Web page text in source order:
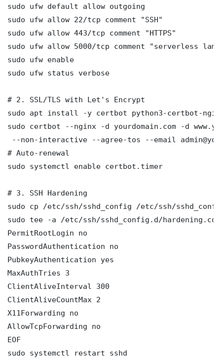
sudo ufw default allow outgoing
sudo ufw allow 22/tcp comment "SSH"
sudo ufw allow 443/tcp comment "HTTPS"
sudo ufw allow 5000/tcp comment "serverless
sudo ufw enable
sudo ufw status verbose
# 2. SSL/TLS with Let's Encrypt
sudo apt install -y certbot python3-certbot-
sudo certbot --nginx -d yourdomain.com -d
--non-interactive --agree-tos --email
# Auto-renewal
sudo systemctl enable certbot.timer
# 3. SSH Hardening
sudo cp /etc/ssh/sshd_config /etc/ssh/
sudo tee -a /etc/ssh/sshd_config.d/
PermitRootLogin no
PasswordAuthentication no
PubkeyAuthentication yes
MaxAuthTries 3
ClientAliveInterval 300
ClientAliveCountMax 2
X11Forwarding no
AllowTcpForwarding no
EOF
sudo systemctl restart sshd